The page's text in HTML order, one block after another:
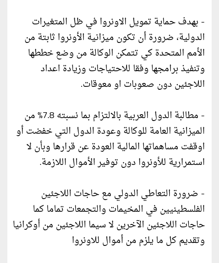
- بهدف حماية تمويل الاونروا في ظل المتغيرات
الدولية، ضرورة أن تكون ميزانية الأونروا ثابتة من
الأمم المتحدة كي تتمكن الوكالة من وضع خططها
وتنفيذ برامجها وفقا للاحتياجات وزيادة اعداد
اللاجئين دون صعوبات او معوقات.
- مطالبة الدول العربية بالالتزام بما نسبته 7.8% من
الميزانية العامة للوكالة وعودة الدول التي خفضت أو
اوقفت مساهماتها المالية العودة عن قرارها وبأن لا
استمرارية للأونروا دون توفير الأموال اللازمة.
- ضرورة التعاطي الدولي مع حاجات اللاجئين
الفلسطينيين في المخيمات والتجمعات تماما كما
حاجات اللاجئين الآخرين لا سيما اللاجئين من أوكرانيا
وتقديم كل ما يلزم من أموال للاونروا